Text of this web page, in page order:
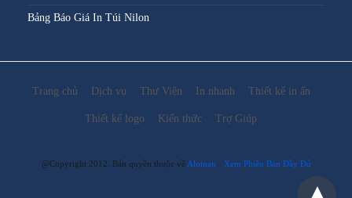
Bảng Báo Giá In Túi Nilon
Trang chủ Dịch vụ Thư Viện In nhanh Thiết kế in ấn
Thiết kế logo Kiến thức Trợ Giúp
@Copyright 2012. Bản quyền thuộc về Aloinan Xem Phiên Bản Đầy Đủ